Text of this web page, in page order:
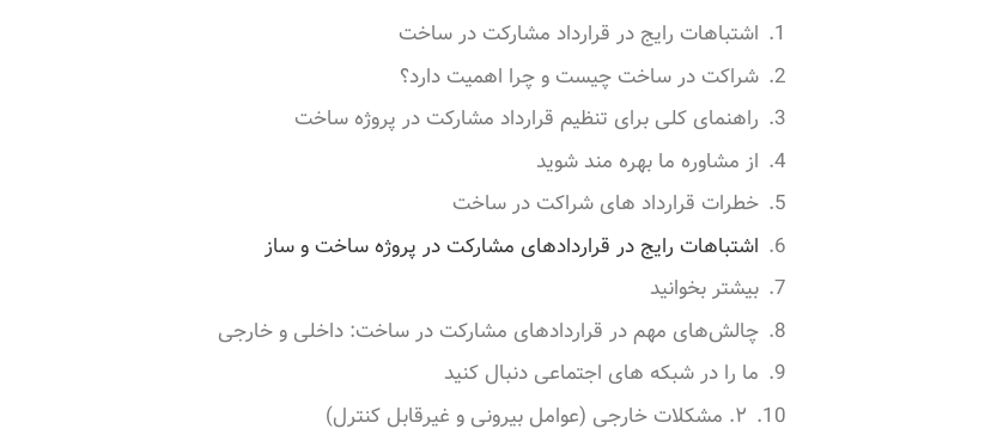
اشتباهات رایج در قرارداد مشارکت در ساخت
شراکت در ساخت چیست و چرا اهمیت دارد؟
راهنمای کلی برای تنظیم قرارداد مشارکت در پروژه ساخت
از مشاوره ما بهره مند شوید
خطرات قرارداد های شراکت در ساخت
اشتباهات رایج در قراردادهای مشارکت در پروژه ساخت و ساز
بیشتر بخوانید
چالش‌های مهم در قراردادهای مشارکت در ساخت: داخلی و خارجی
ما را در شبکه های اجتماعی دنبال کنید
۲. مشکلات خارجی (عوامل بیرونی و غیرقابل کنترل)